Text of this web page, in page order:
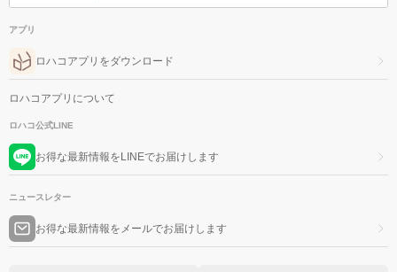
アプリ
ロハコアプリをダウンロード
ロハコアプリについて
ロハコ公式LINE
お得な最新情報をLINEでお届けします
ニュースレター
お得な最新情報をメールでお届けします